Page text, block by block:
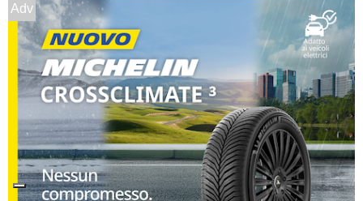
Adv